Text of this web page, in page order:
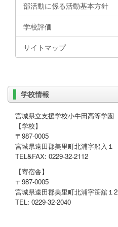
部活動に係る活動基本方針
学校評価
サイトマップ
学校情報
宮城県立支援学校小牛田高等学園
【学校】
〒987-0005
宮城県遠田郡美里町北浦字船入１
TEL&FAX: 0229-32-2112
【寄宿舎】
〒987-0005
宮城県遠田郡美里町北浦字笹舘１2
TEL: 0229-32-2040